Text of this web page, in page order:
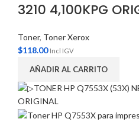
3210 4,100KPG
Toner, Toner Xerox
$118.00 Incl IGV
AÑADIR AL CARRITO